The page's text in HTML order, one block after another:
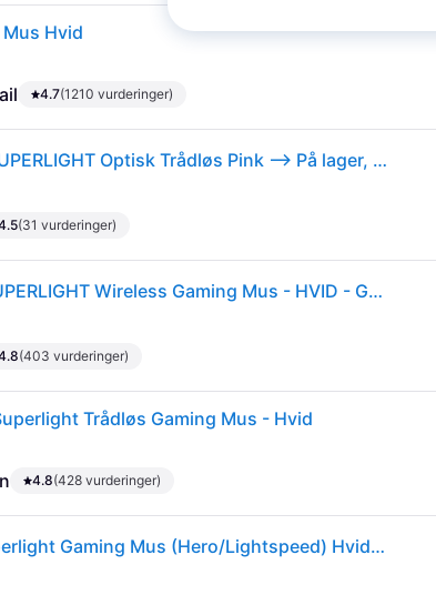
Mus Hvid
4.7(1210 vurderinger)
Logitech G PRO X SUPERLIGHT Optisk Trådløs Pink --> På lager, levering hos dig 09-08-2026
(31 vurderinger)
Logitech - PRO X SUPERLIGHT Wireless Gaming Mus - HVID - GEEKD.dk - Forventet levering: 1-2 hverdage
(403 vurderinger)
Trådløs Gaming Mus - Hvid
4.8(428 vurderinger)
Logitech PRO X Superlight Gaming Mus (Hero/Lightspeed) Hvid - 910-005942